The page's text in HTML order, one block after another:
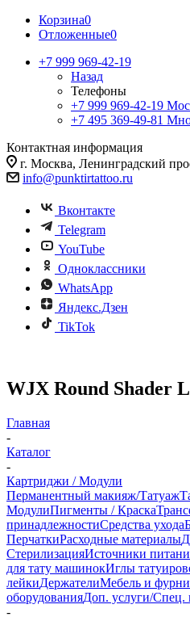
Корзина0
Отложенные0
+7 999 969-42-19
Назад
Телефоны
+7 999 969-42-19
+7 495 369-49-81
Контактная информация
г. Москва, Ленинградский
info@punktirtattoo.ru
Вконтакте
Telegram
YouTube
Одноклассники
WhatsApp
Яндекс.Дзен
TikTok
WJX Round Shader
Главная
-
Каталог
-
Картриджи / Модули
Перманентный макияж/Татуаж
МодулиПигменты / Краска
принадлежностиСредства ухода
ПерчаткиРасходные материалы
СтерилизацияИсточники
для тату машинокИглы
лейкиДержателиМебель и
оборудованияДоп. услуги/Спец.
-